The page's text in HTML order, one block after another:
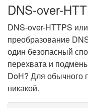
DNS-over-
DNS-over-HTTPS
преобразование
один безопасный
перехвата и
DoH? Для обычного
никакой.